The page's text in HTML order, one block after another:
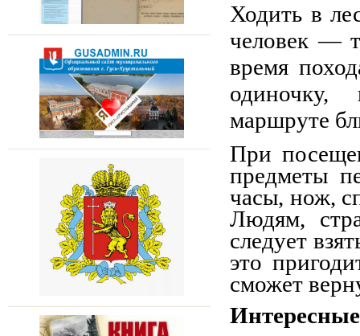
Ходить в
человек —
время
одиночку,
маршруте
При
предметы
часы, нож,
Людям,
следует
это
сможет